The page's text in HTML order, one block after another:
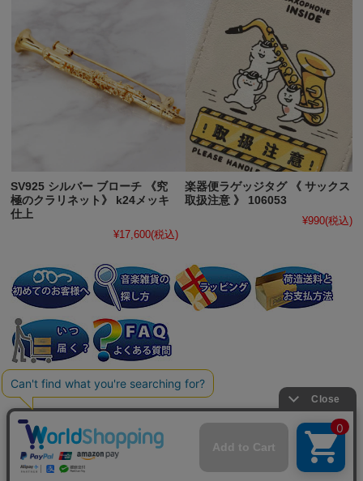
SV925 シルバー ブローチ 《究
極のクラリネット》 k24メッキ
仕上
¥17,600(税込)
楽器便ラゲッジタグ 《 サックス
取扱注意 》 106053
¥990(税込)